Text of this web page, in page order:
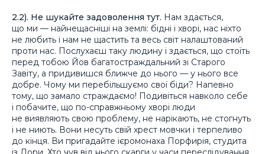
2.2). Не шукайте задоволення тут. Нам здається,
що ми — найнещасніші на землі: бідні і хворі, нас ніхто
не любить і нам не щастить та весь світ налаштований
проти нас. Послухаєш таку людину і здається, що стоїть
перед тобою Йов багатостраждальний зі Старого
Завіту, а придивишся ближче до нього — у нього все
добре. Чому ми перебільшуємо свої біди? Напевно
тому, що замало страждаємо! Подивіться навколо себе
і побачите, що по-справжньому хворі люди
не виявляють свою проблему, не нарікають, не стогнуть
і не ниють. Вони несуть свій хрест мовчки і терпеливо
до кінця. Ви пригадайте ієромонаха Порфирія, студита